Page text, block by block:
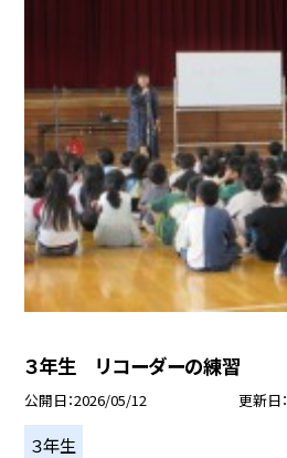
３年生 リコーダーの練習
公開日 2026/05/12 更新日
３年生